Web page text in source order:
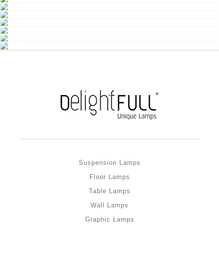
Suspension Lamps
Floor Lamps
Table Lamps
Wall Lamps
Graphic Lamps